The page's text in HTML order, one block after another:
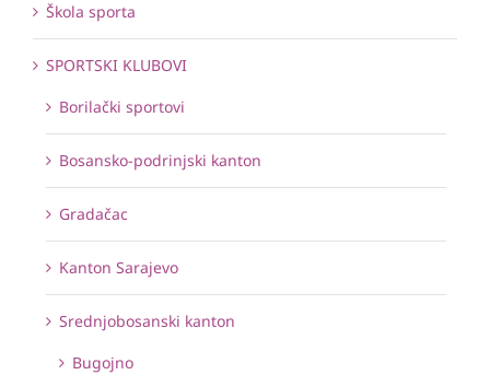
Škola sporta
SPORTSKI KLUBOVI
Borilački sportovi
Bosansko-podrinjski kanton
Gradačac
Kanton Sarajevo
Srednjobosanski kanton
Bugojno